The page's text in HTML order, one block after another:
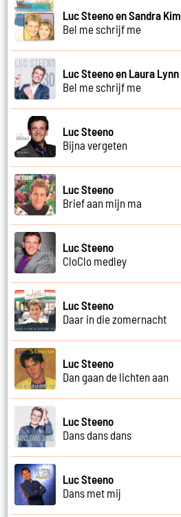
Luc Steeno en Sandra Kim
Bel me schrijf me
Luc Steeno en Laura Lynn
Bel me schrijf me
Luc Steeno
Bijna vergeten
Luc Steeno
Brief aan mijn ma
Luc Steeno
CloClo medley
Luc Steeno
Daar in die zomernacht
Luc Steeno
Dan gaan de lichten aan
Luc Steeno
Dans dans dans
Luc Steeno
Dans met mij